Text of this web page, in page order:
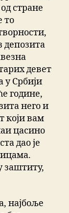
стране
то
депозита
девет
у Србији
године,
него и
који вам
цасино
дао је
заштиту,
најбоље